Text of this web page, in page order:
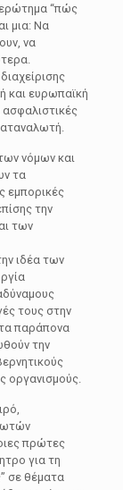
“πώς
μια: Να
να
και ευρωπαϊκή
νόμων και
τα
εμπορικές
την
των
ιδέα των
τους στην
παράπονα
την
οργανισμούς.
πρώτες
για τη
σε θέματα